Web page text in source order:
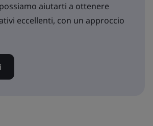
aiutarti a ottenere
eccellenti, con un approccio